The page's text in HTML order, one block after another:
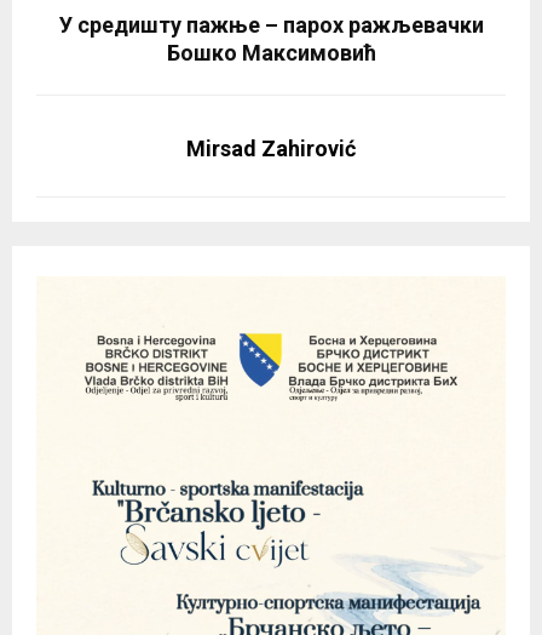
У средишту пажње – парох ражљевачки
Бошко Максимовић
Mirsad Zahirović